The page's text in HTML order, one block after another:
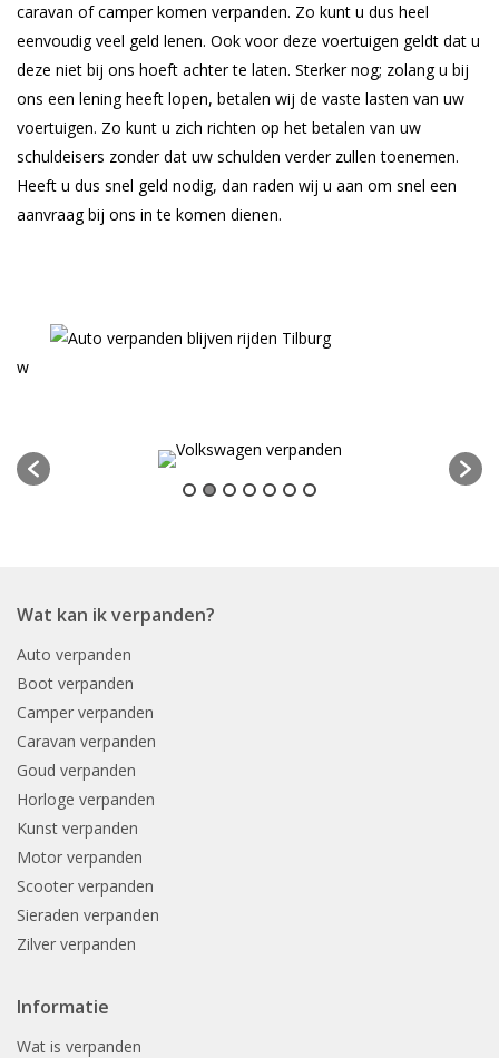
caravan of camper komen verpanden. Zo kunt u dus heel
eenvoudig veel geld lenen. Ook voor deze voertuigen geldt dat u
deze niet bij ons hoeft achter te laten. Sterker nog; zolang u bij
ons een lening heeft lopen, betalen wij de vaste lasten van uw
voertuigen. Zo kunt u zich richten op het betalen van uw
schuldeisers zonder dat uw schulden verder zullen toenemen.
Heeft u dus snel geld nodig, dan raden wij u aan om snel een
aanvraag bij ons in te komen dienen.
w
Wat kan ik verpanden?
Auto verpanden
Boot verpanden
Camper verpanden
Caravan verpanden
Goud verpanden
Horloge verpanden
Kunst verpanden
Motor verpanden
Scooter verpanden
Sieraden verpanden
Zilver verpanden
Informatie
Wat is verpanden